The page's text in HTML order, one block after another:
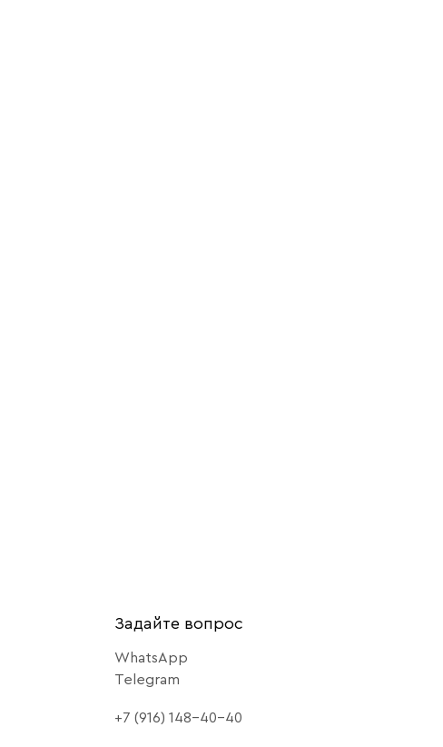
Задайте вопрос
WhatsApp
Telegram
+7 (916) 148-40-40